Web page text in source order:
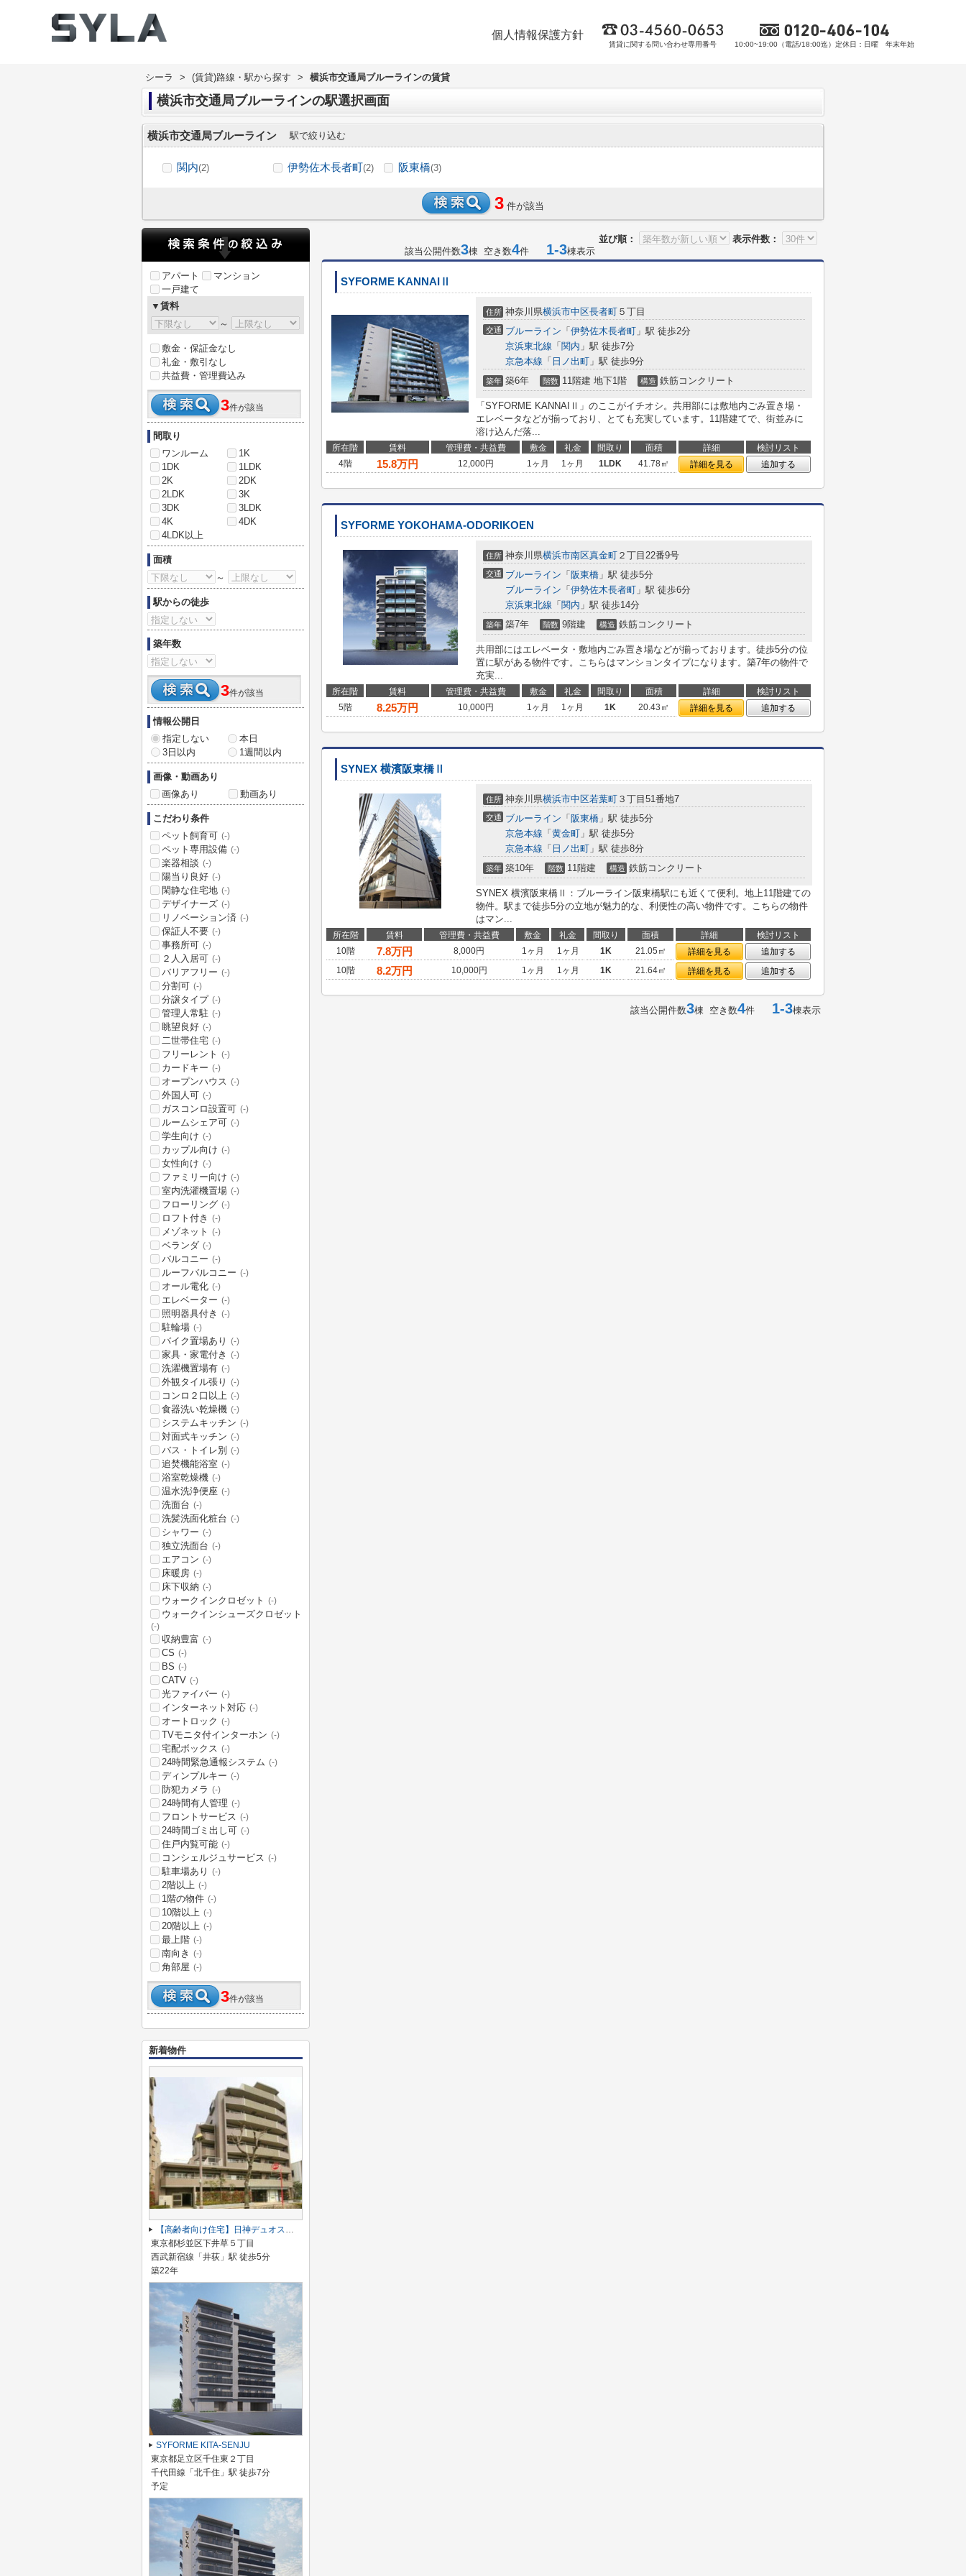
個人情報保護方針
賃貸に関する問い合わせ専用番号 10:00~19:00（電話/18:00迄）定休日：日曜 年末年始
シーラ > (賃貸)路線・駅から探す > 横浜市交通局ブルーラインの賃貸
横浜市交通局ブルーラインの駅選択画面
横浜市交通局ブルーライン 駅で絞り込む
関内(2) 伊勢佐木長者町(2) 阪東橋(3)
3 件が該当
並び順：
表示件数：
該当公開件数3棟 空き数4件 1-3棟表示
SYFORME KANNAIⅡ
住所 神奈川県横浜市中区長者町 ５丁目
交通 ブルーライン 「 伊勢佐木長者町 」駅 徒歩2分
京浜東北線 「 関内 」駅 徒歩7分
京急本線 「 日ノ出町 」駅 徒歩9分
築年 築6年 階数 11階建 地下1階 構造 鉄筋コンクリート
「SYFORME KANNAIⅡ」のここがイチオシ。共用部には敷地内ごみ置き場・
エレベータなどが揃っており、とても充実しています。11階建てで、街並みに
溶け込んだ落...
所在階 賃料 管理費・共益費 敷金 礼金 間取り 面積 詳細
検討リスト
4階
15.8万円 12,000円 1ヶ月 1ヶ月 1LDK 41.78㎡ 詳細を見る 追加する
SYFORME YOKOHAMA-ODORIKOEN
住所 神奈川県横浜市南区真金町 ２丁目22番9号
交通 ブルーライン 「 阪東橋 」駅 徒歩5分
ブルーライン 「 伊勢佐木長者町 」駅 徒歩6分
京浜東北線 「 関内 」駅 徒歩14分
築年 築7年 階数 9階建 構造 鉄筋コンクリート
共用部にはエレベータ・敷地内ごみ置き場などが揃っております。徒歩5分の位
置に駅がある物件です。こちらはマンションタイプになります。築7年の物件で
充実...
所在階 賃料 管理費・共益費 敷金 礼金 間取り 面積 詳細
検討リスト
5階
8.25万円 10,000円 1ヶ月 1ヶ月 1K 20.43㎡ 詳細を見る 追加する
SYNEX 横濱阪東橋Ⅱ
住所 神奈川県横浜市中区若葉町 ３丁目51番地7
交通 ブルーライン 「 阪東橋 」駅 徒歩5分
京急本線 「 黄金町 」駅 徒歩5分
京急本線 「 日ノ出町 」駅 徒歩8分
築年 築10年 階数 11階建 構造 鉄筋コンクリート
SYNEX 横濱阪東橋Ⅱ：ブルーライン阪東橋駅にも近くて便利。地上11階建ての
物件。駅まで徒歩5分の立地が魅力的な、利便性の高い物件です。こちらの物件
はマン...
所在階 賃料 管理費・共益費 敷金 礼金 間取り 面積 詳細
検討リスト
10階
7.8万円 8,000円 1ヶ月 1ヶ月 1K 21.05㎡ 詳細を見る
追加する
10階
8.2万円 10,000円 1ヶ月 1ヶ月 1K 21.64㎡ 詳細を見る 追加する
該当公開件数3棟 空き数4件 1-3棟表示
アパート
マンション
一戸建て
▼賃料
～
敷金・保証金なし
礼金・敷引なし
共益費・管理費込み
3件が該当
間取り
ワンルーム
1K
1DK
1LDK
2K
2DK
2LDK
3K
3DK
3LDK
4K
4DK
4LDK以上
面積
～
駅からの徒歩
築年数
3件が該当
情報公開日
指定しない
本日
3日以内
1週間以内
画像・動画あり
画像あり
動画あり
こだわり条件
ペット飼育可 (-)
ペット専用設備 (-)
楽器相談 (-)
陽当り良好 (-)
閑静な住宅地 (-)
デザイナーズ (-)
リノベーション済 (-)
保証人不要 (-)
事務所可 (-)
２人入居可 (-)
バリアフリー (-)
分割可 (-)
分譲タイプ (-)
管理人常駐 (-)
眺望良好 (-)
二世帯住宅 (-)
フリーレント (-)
カードキー (-)
オープンハウス (-)
外国人可 (-)
ガスコンロ設置可 (-)
ルームシェア可 (-)
学生向け (-)
カップル向け (-)
女性向け (-)
ファミリー向け (-)
室内洗濯機置場 (-)
フローリング (-)
ロフト付き (-)
メゾネット (-)
ベランダ (-)
バルコニー (-)
ルーフバルコニー (-)
オール電化 (-)
エレベーター (-)
照明器具付き (-)
駐輪場 (-)
バイク置場あり (-)
家具・家電付き (-)
洗濯機置場有 (-)
外観タイル張り (-)
コンロ２口以上 (-)
食器洗い乾燥機 (-)
システムキッチン (-)
対面式キッチン (-)
バス・トイレ別 (-)
追焚機能浴室 (-)
浴室乾燥機 (-)
温水洗浄便座 (-)
洗面台 (-)
洗髪洗面化粧台 (-)
シャワー (-)
独立洗面台 (-)
エアコン (-)
床暖房 (-)
床下収納 (-)
ウォークインクロゼット (-)
ウォークインシューズクロゼット
(-)
収納豊富 (-)
CS (-)
BS (-)
CATV (-)
光ファイバー (-)
インターネット対応 (-)
オートロック (-)
TVモニタ付インターホン (-)
宅配ボックス (-)
24時間緊急通報システム (-)
ディンプルキー (-)
防犯カメラ (-)
24時間有人管理 (-)
フロントサービス (-)
24時間ゴミ出し可 (-)
住戸内覧可能 (-)
コンシェルジュサービス (-)
駐車場あり (-)
2階以上 (-)
1階の物件 (-)
10階以上 (-)
20階以上 (-)
最上階 (-)
南向き (-)
角部屋 (-)
3件が該当
新着物件
【高齢者向け住宅】日神デュオステージ杉並井荻
東京都杉並区下井草５丁目
西武新宿線「井荻」駅 徒歩5分
築22年
SYFORME KITA-SENJU
東京都足立区千住東２丁目
千代田線「北千住」駅 徒歩7分
予定